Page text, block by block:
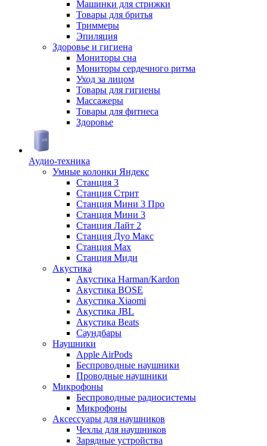
Машинки для стрижки
Товары для бритья
Триммеры
Эпиляция
Здоровье и гигиена
Мониторы сна
Мониторы сердечного ритма
Уход за лицом
Товары для гигиены
Массажеры
Товары для фитнеса
Здоровье
Аудио-техника
Умные колонки Яндекс
Станция 3
Станция Стрит
Станция Мини 3 Про
Станция Мини 3
Станция Лайт 2
Станция Дуо Макс
Станция Max
Станция Миди
Акустика
Акустика Harman/Kardon
Акустика BOSE
Акустика Xiaomi
Акустика JBL
Акустика Beats
Саундбары
Наушники
Apple AirPods
Беспроводные наушники
Проводные наушники
Микрофоны
Беспроводные радиосистемы
Микрофоны
Аксессуары для наушников
Чехлы для наушников
Зарядные устройства